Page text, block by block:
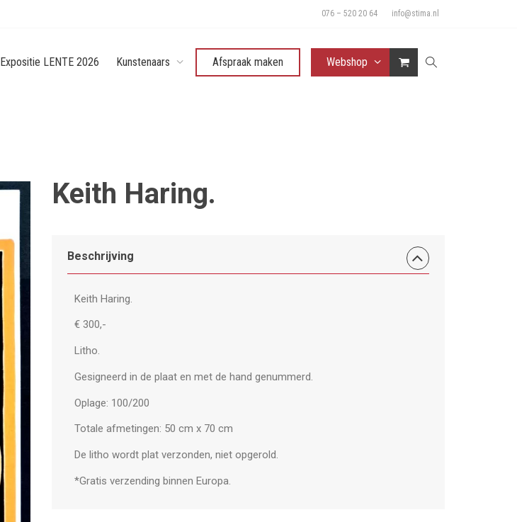
076 – 520 20 64 info@stima.nl
Expositie LENTE 2026 Kunstenaars Afspraak maken Webshop
Keith Haring.
Beschrijving
Keith Haring.
€ 300,-
Litho.
Gesigneerd in de plaat en met de hand genummerd.
Oplage: 100/200
Totale afmetingen: 50 cm x 70 cm
De litho wordt plat verzonden, niet opgerold.
*Gratis verzending binnen Europa.